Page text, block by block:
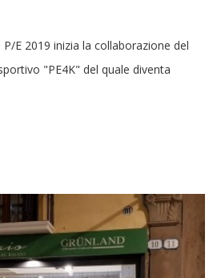
E 2019 inizia la collaborazione del
"PE4K" del quale diventa